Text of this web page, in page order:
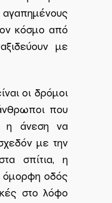
κόσμο από
με
οι δρόμοι
που
η άνεση να
με την
σπίτια, η
όμορφη οδός
στο λόφο